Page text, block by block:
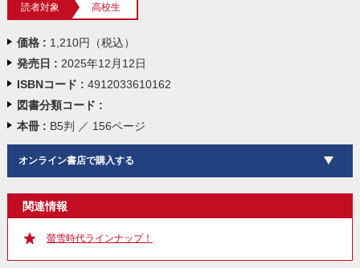
読者対象 高校生
価格 : 1,210円（税込）
発売日 : 2025年12月12日
ISBNコード : 4912033610162
図書分類コード :
本冊 : B5判 ／ 156ページ
オンライン書店で購入する
関連情報
螢雪時代ラインナップ！